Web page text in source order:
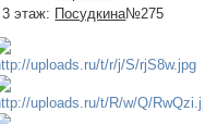
3 этаж: Посудкина№275